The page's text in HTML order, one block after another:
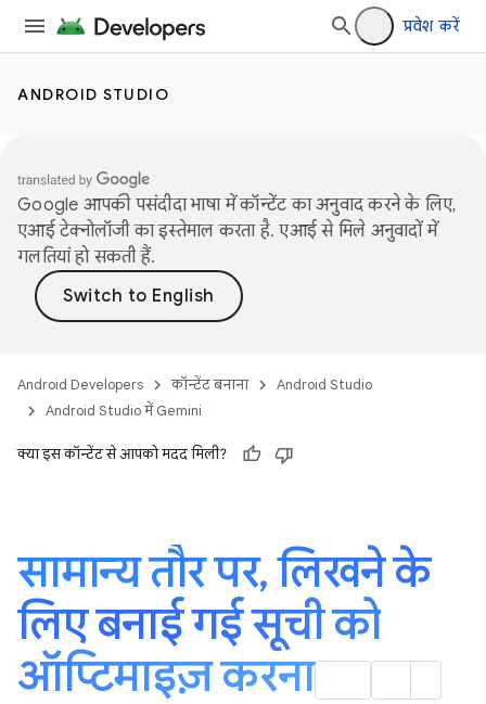
प्रवेश करें
ANDROID STUDIO
Google आपकी पसंदीदा भाषा में कॉन्टेंट का अनुवाद करने के लिए,
एआई टेक्नोलॉजी का इस्तेमाल करता है. एआई से मिले अनुवादों में
गलतियां हो सकती हैं.
Android Developers कॉन्टेंट बनाना
Android Studio
Android Studio में Gemini
क्या इस कॉन्टेंट से आपको मदद मिली?
सामान्य तौर पर,लिखने के
लिए बनाई गई सूची को
ऑप्टिमाइज़ करना